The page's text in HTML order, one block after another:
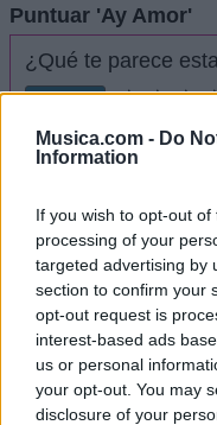
Musica.com - Do
Information
If you wish to opt-out
processing of your
targeted advertising by
section to confirm your
opt-out request is
interest-based ads
us or personal
your opt-out. You may
disclosure of your
Puntuar 'Ay Amor'
¿Qué te parece
3 votos
* Letra añadida por
+ Toser One
Letra Alzypher
Zaiko)